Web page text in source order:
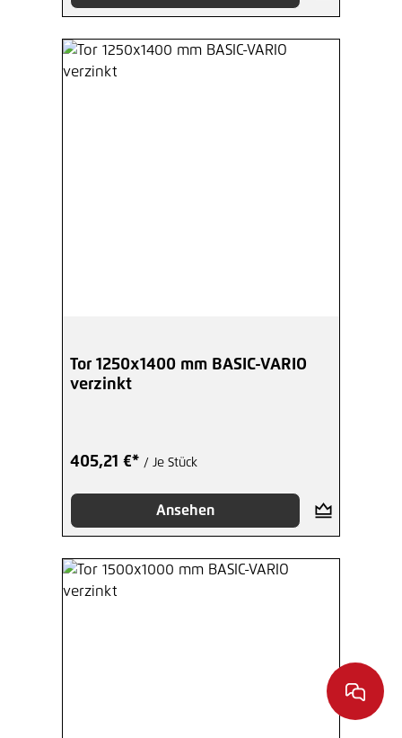
Tor 1250x1400 mm BASIC-VARIO
verzinkt
405,21 €* / Je Stück
Ansehen